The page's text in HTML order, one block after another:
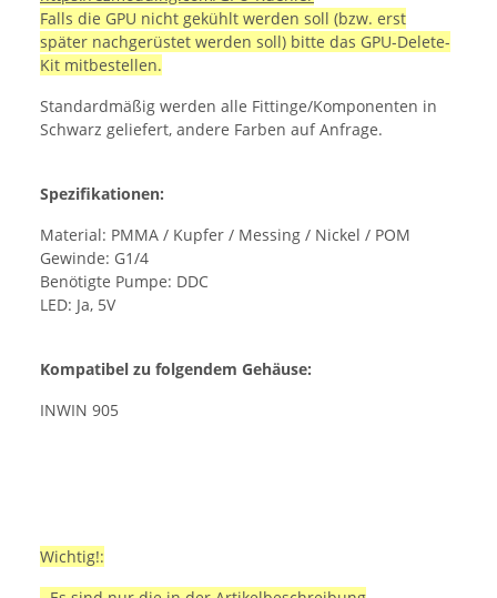
Falls die GPU nicht gekühlt werden soll (bzw. erst
später nachgerüstet werden soll) bitte das GPU-Delete-
Kit mitbestellen.
Standardmäßig werden alle Fittinge/Komponenten in
Schwarz geliefert, andere Farben auf Anfrage.
Spezifikationen:
Material: PMMA / Kupfer / Messing / Nickel / POM
Gewinde: G1/4
Benötigte Pumpe: DDC
LED: Ja, 5V
Kompatibel zu folgendem Gehäuse:
INWIN 905
Wichtig!: